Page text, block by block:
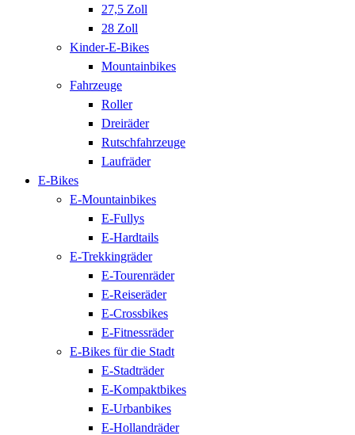
27,5 Zoll
28 Zoll
Kinder-E-Bikes
Mountainbikes
Fahrzeuge
Roller
Dreiräder
Rutschfahrzeuge
Laufräder
E-Bikes
E-Mountainbikes
E-Fullys
E-Hardtails
E-Trekkingräder
E-Tourenräder
E-Reiseräder
E-Crossbikes
E-Fitnessräder
E-Bikes für die Stadt
E-Stadträder
E-Kompaktbikes
E-Urbanbikes
E-Hollandräder